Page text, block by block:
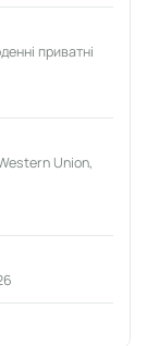
приватні
Union,